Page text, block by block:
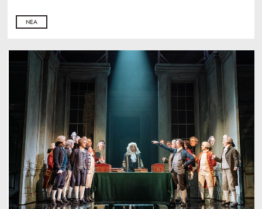
ΝΈΑ